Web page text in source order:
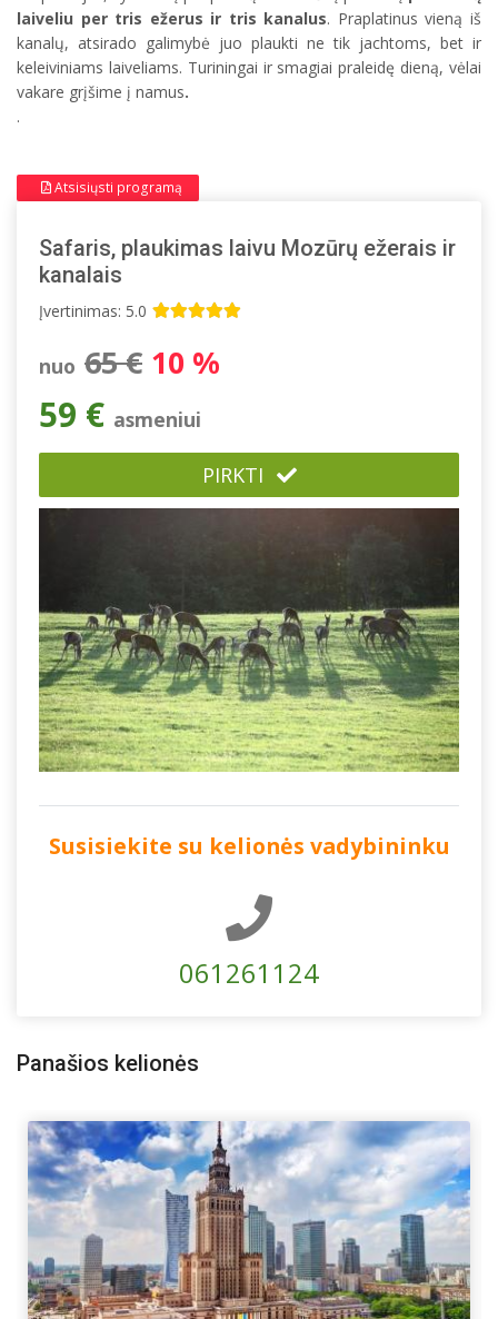
laiveliu per tris ežerus ir tris kanalus. Praplatinus vieną iš
kanalų, atsirado galimybė juo plaukti ne tik jachtoms, bet ir
keleiviniams laiveliams. Turiningai ir smagiai praleidę dieną, vėlai
vakare grįšime į namus.
.
Atsisiųsti programą
Safaris, plaukimas laivu Mozūrų ežerais ir
kanalais
Įvertinimas: 5.0
nuo 65 € 10 %
59 € asmeniui
PIRKTI
Susisiekite su kelionės vadybininku
061261124
Panašios kelionės